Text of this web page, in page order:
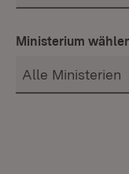
Ministerium